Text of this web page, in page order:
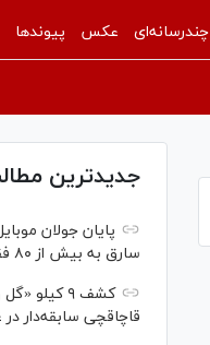
چندرسانه‌ای عکس پیوندها
جدیدترین
سارق به بیش از ۸۰ فقره سرقت اعتراف کردند
کشف ۹ کیلو
قاچاقچی سابقه‌دار